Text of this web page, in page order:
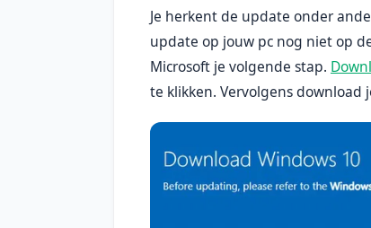
Je herkent de update onder
update op jouw pc nog niet op
Microsoft je volgende stap.
te klikken. Vervolgens download